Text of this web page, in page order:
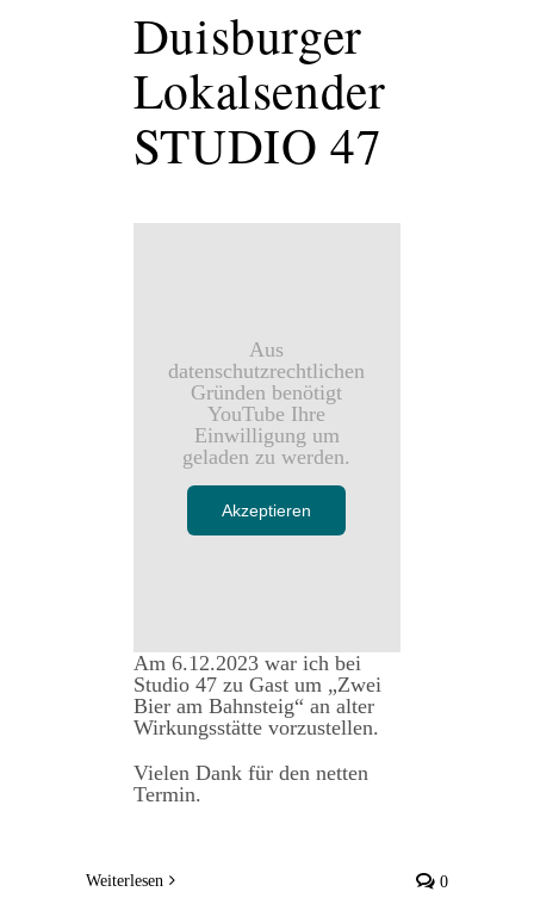
Duisburger
Lokalsender
STUDIO 47
Aus
datenschutzrechtlichen
Gründen benötigt
YouTube Ihre
Einwilligung um
geladen zu werden.
Akzeptieren
Am 6.12.2023 war ich bei
Studio 47 zu Gast um „Zwei
Bier am Bahnsteig“ an alter
Wirkungsstätte vorzustellen.
Vielen Dank für den netten
Termin.
Weiterlesen 0